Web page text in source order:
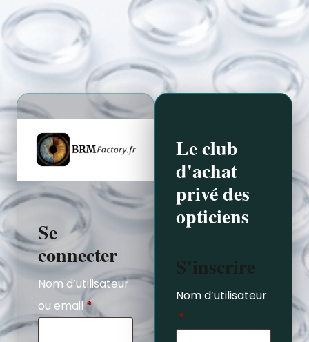
Se
connecter
Nom d’utilisateur
ou email*
Le club
d'achat
privé des
opticiens
S'inscrire
Nom d’utilisateur
*